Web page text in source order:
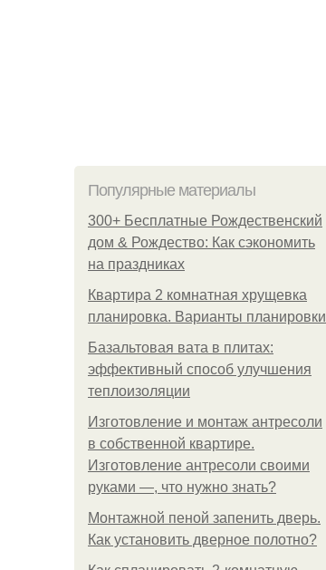
Популярные материалы
300+ Бесплатные Рождественский
дом & Рождество: Как сэкономить
на праздниках
Квартира 2 комнатная хрущевка
планировка. Варианты планировки
Базальтовая вата в плитах:
эффективный способ улучшения
теплоизоляции
Изготовление и монтаж антресоли
в собственной квартире.
Изготовление антресоли своими
руками —, что нужно знать?
Монтажной пеной запенить дверь.
Как установить дверное полотно?